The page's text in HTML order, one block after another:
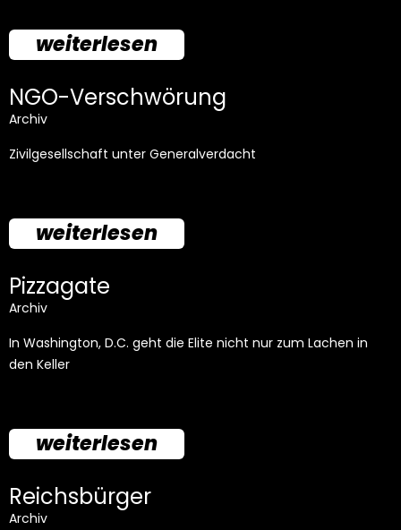
weiterlesen
NGO-Verschwörung
Archiv
Zivilgesellschaft unter Generalverdacht
weiterlesen
Pizzagate
Archiv
In Washington, D.C. geht die Elite nicht nur zum Lachen in
den Keller
weiterlesen
Reichsbürger
Archiv